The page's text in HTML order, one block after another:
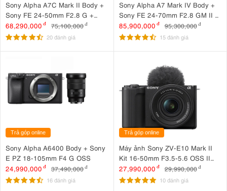
Sony Alpha A7C Mark II Body +
Sony FE 24-50mm F2.8 G +
SmallRig HawkLock Cage 5198
+ SmallRig NATO Top Handle
68,290,000 đ 75,100,000đ
20 đánh giá
Sony Alpha A7 Mark IV Body +
Sony FE 24-70mm F2.8 GM II +
SmallRig Cage 3667B +
SmallRig ARRI Locating Top
85,900,000 đ 95,300,000 đ
15 đánh giá
Trả góp online
Sony Alpha A6400 Body + Sony
E PZ 18-105mm F4 G OSS
24,990,000 đ 37,490,000đ
16 đánh giá
Trả góp online
Máy ảnh Sony ZV-E10 Mark II
Kit 16-50mm F3.5-5.6 OSS II
Đen
27,990,000 đ 29,990,000 đ
10 đánh giá